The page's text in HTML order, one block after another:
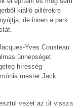
kiálló pillérekre
de innen a park
Yves Cousteau
ünnepséget
híresség
mester Jack
vezet az út vissza